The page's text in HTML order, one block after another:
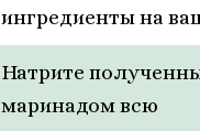
ингредиенты на
Натрите
маринадом всю